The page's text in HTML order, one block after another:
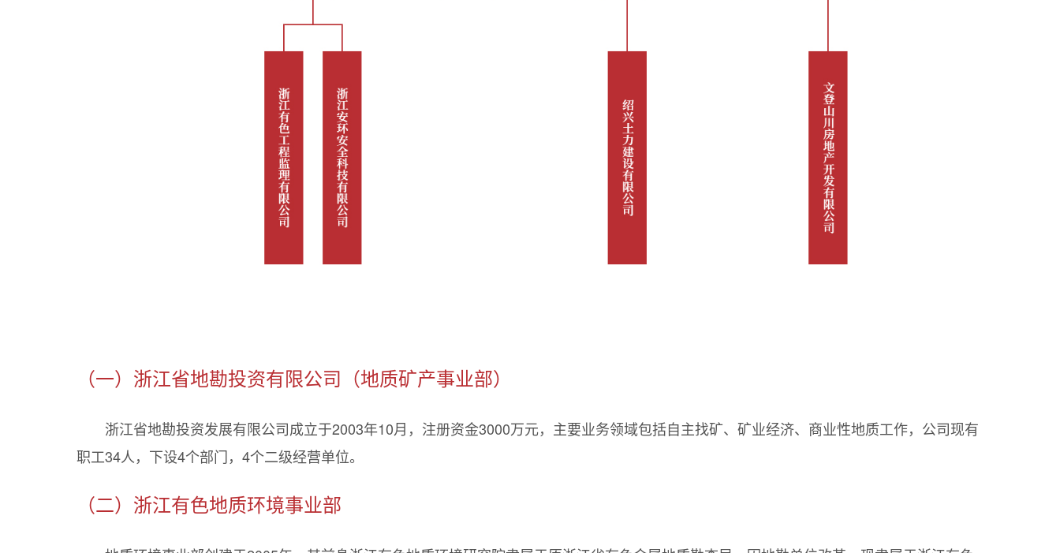
（一）浙江省地勘投资有限公司（地质矿产事业部）
浙江省地勘投资发展有限公司成立于2003年10月，注册资金3000万元，主要业务领域包括自主找矿、矿业经济、商业性地质工作，公司现有
职工34人，下设4个部门，4个二级经营单位。
（二）浙江有色地质环境事业部